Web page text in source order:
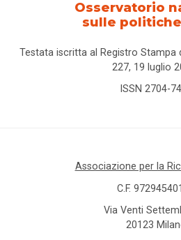
Osservatorio
sulle
Testata iscritta al Registro Stampa
227, 19 luglio
ISSN 2704-
Associazione per la
C.F.
Via Venti
20123